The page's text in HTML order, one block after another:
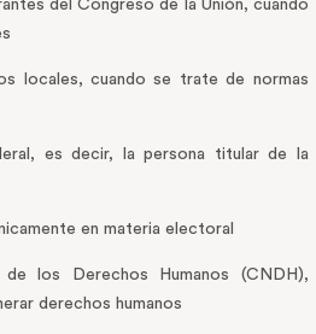
del Congreso de la Unión, cuando
locales, cuando se trate de normas
es decir, la persona titular de la
en materia electoral
los Derechos Humanos (CNDH),
derechos humanos